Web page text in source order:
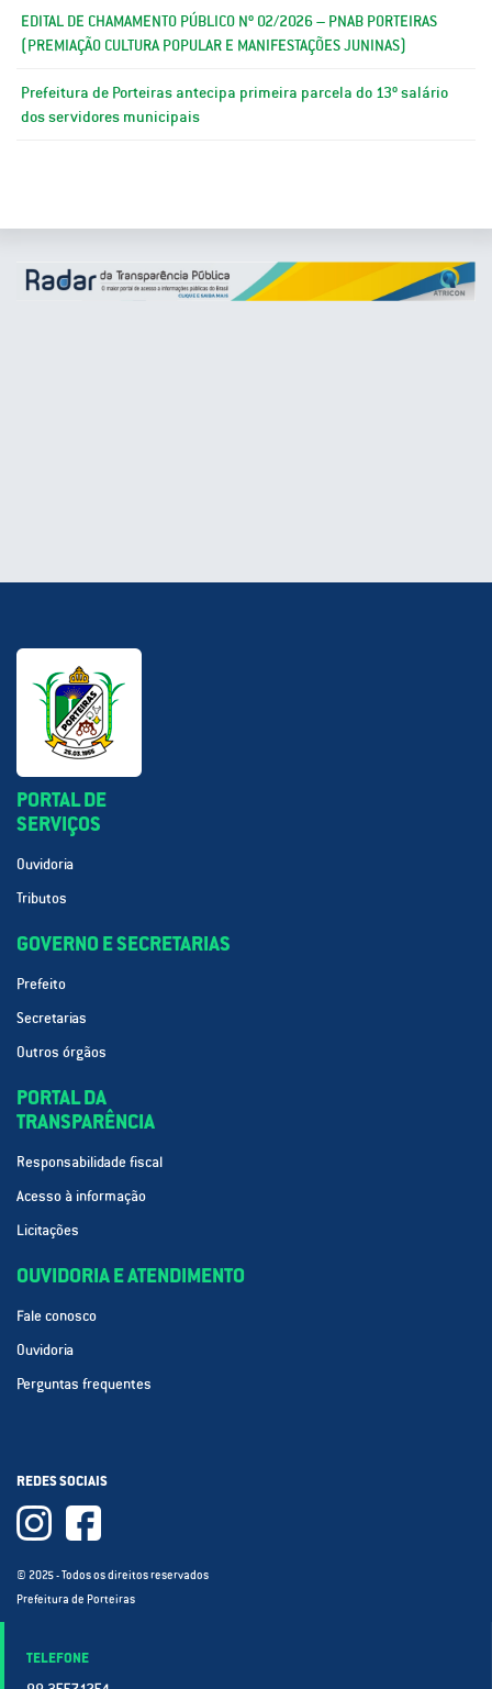
EDITAL DE CHAMAMENTO PÚBLICO Nº 02/2026 – PNAB PORTEIRAS
(PREMIAÇÃO CULTURA POPULAR E MANIFESTAÇÕES JUNINAS)
Prefeitura de Porteiras antecipa primeira parcela do 13º salário
dos servidores municipais
PORTAL DE
SERVIÇOS
Ouvidoria
Tributos
GOVERNO E SECRETARIAS
Prefeito
Secretarias
Outros órgãos
PORTAL DA
TRANSPARÊNCIA
Responsabilidade fiscal
Acesso à informação
Licitações
OUVIDORIA E ATENDIMENTO
Fale conosco
Ouvidoria
Perguntas frequentes
REDES SOCIAIS
© 2025 - Todos os direitos reservados
Prefeitura de Porteiras
TELEFONE